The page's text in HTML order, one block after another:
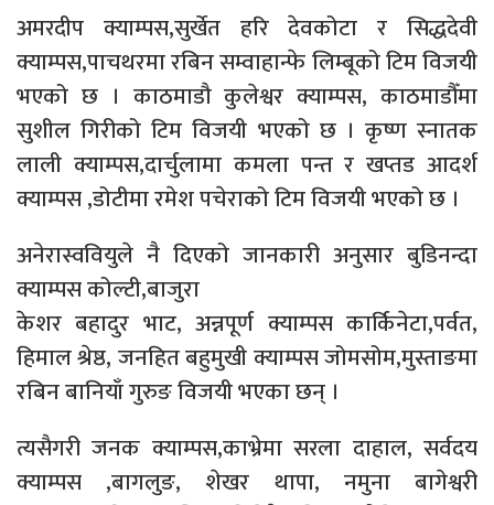
अमरदीप क्याम्पस,सुर्खेत हरि देवकोटा र सिद्धदेवी
क्याम्पस,पाचथरमा रबिन सम्वाहान्फे लिम्बूको टिम विजयी
भएको छ । काठमाडौ कुलेश्वर क्याम्पस, काठमाडौँमा
सुशील गिरीको टिम विजयी भएको छ । कृष्ण स्नातक
लाली क्याम्पस,दार्चुलामा कमला पन्त र खप्तड आदर्श
क्याम्पस ,डोटीमा रमेश पचेराको टिम विजयी भएको छ ।
अनेरास्ववियुले नै दिएको जानकारी अनुसार बुडिनन्दा
क्याम्पस कोल्टी,बाजुरा
केशर बहादुर भाट, अन्नपूर्ण क्याम्पस कार्किनेटा,पर्वत,
हिमाल श्रेष्ठ, जनहित बहुमुखी क्याम्पस जोमसोम,मुस्ताङमा
रबिन बानियाँ गुरुङ विजयी भएका छन् ।
त्यसैगरी जनक क्याम्पस,काभ्रेमा सरला दाहाल, सर्वदय
क्याम्पस ,बागलुङ, शेखर थापा, नमुना बागेश्वरी